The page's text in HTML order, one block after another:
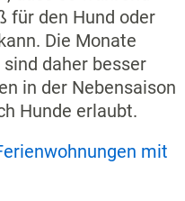
für den Hund oder
Die Monate
daher besser
in der Nebensaison
Hunde erlaubt.
mit